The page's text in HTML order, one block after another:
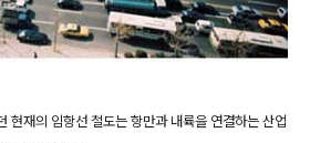
현재의 임항선 철도는 항만과 내륙을 연결하는 산업